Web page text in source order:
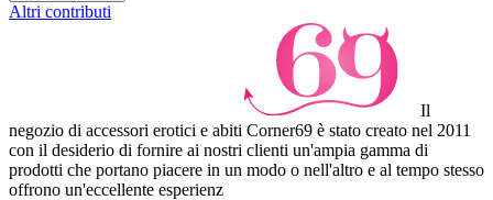
Altri contributi
Il
negozio di accessori erotici e abiti Corner69 è stato creato nel 2011
con il desiderio di fornire ai nostri clienti un'ampia gamma di
prodotti che portano piacere in un modo o nell'altro e al tempo stesso
offrono un'eccellente esperienz